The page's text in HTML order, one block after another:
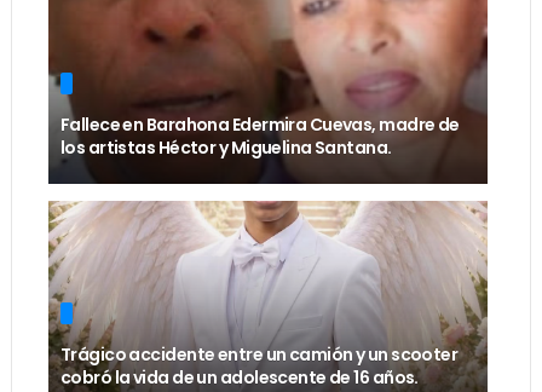
Fallece en Barahona Edermira Cuevas, madre de
los artistas Héctor y Miguelina Santana.
Trágico accidente entre un camión y un scooter
cobró la vida de un adolescente de 16 años.